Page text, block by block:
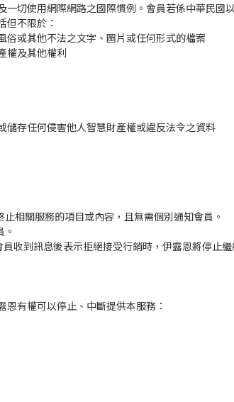
切使用網際網路之國際慣例。會員若係中華民國
不限於：
俗或其他不法之文字、圖片或任何形式的檔案
權及其他權利
存任何侵害他人智慧財產權或違反法令之資料
相關服務的項目或內容，且無需個別通知會員。
收到訊息後表示拒絕接受行銷時，伊露恩將停止繼
有權可以停止、中斷提供本服務：